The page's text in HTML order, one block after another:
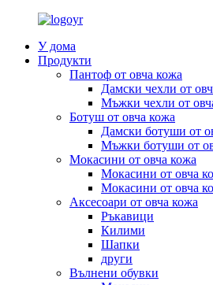
У дома
Продукти
Пантоф от овча кожа
Дамски чехли от
Мъжки чехли от
Ботуш от овча кожа
Дамски ботуши от
Мъжки ботуши от
Мокасини от овча кожа
Мокасини от овча
Мокасини от овча
Аксесоари от овча кожа
Ръкавици
Килими
Шапки
други
Вълнени обувки